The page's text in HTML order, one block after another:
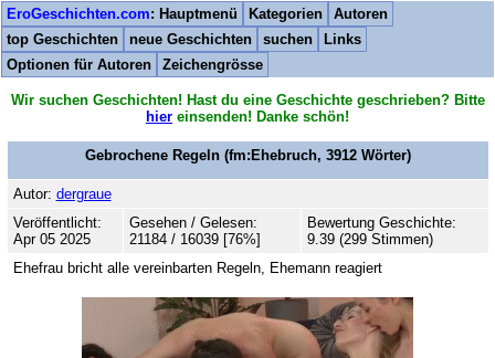
EroGeschichten.com: Hauptmenü Kategorien
Autoren
top Geschichten
neue Geschichten suchen
Links
Optionen für Autoren
Zeichengrösse
Wir suchen Geschichten! Hast du eine Geschichte geschrieben? Bitte
hier einsenden! Danke schön!
Gebrochene Regeln(fm:Ehebruch, 3912Wörter)
Autor: dergraue
Veröffentlicht:
Apr 05 2025
Gesehen / Gelesen:
21184 / 16039 [76%]
Bewertung Geschichte:
9.39 (299 Stimmen)
Ehefrau bricht alle vereinbarten Regeln, Ehemann reagiert